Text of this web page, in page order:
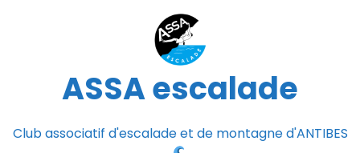
ASSA escalade
Club associatif d'escalade et de montagne d'ANTIBES